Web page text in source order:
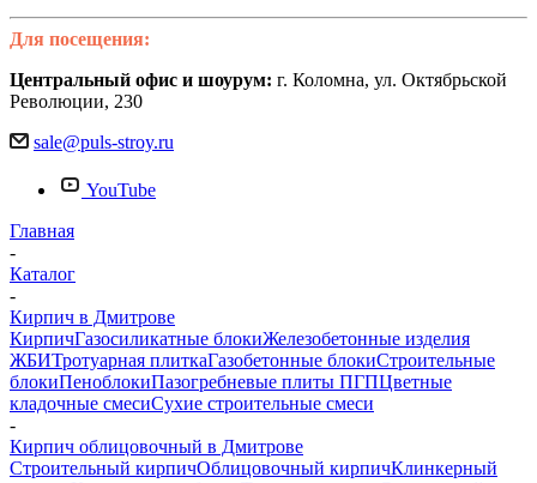
Для посещения:
Центральный офис и шоурум: г. Коломна, ул. Октябрьской
Революции, 230
sale@puls-stroy.ru
YouTube
Главная
-
Каталог
-
Кирпич в Дмитрове
КирпичГазосиликатные блокиЖелезобетонные изделия
ЖБИТротуарная плиткаГазобетонные блокиСтроительные
блокиПеноблокиПазогребневые плиты ПГПЦветные
кладочные смесиСухие строительные смеси
-
Кирпич облицовочный в Дмитрове
Строительный кирпичОблицовочный кирпичКлинкерный